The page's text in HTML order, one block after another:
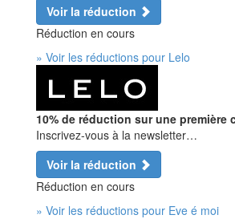
Voir la réduction
Réduction en cours
» Voir les réductions pour Lelo
10% de réduction sur une première
Inscrivez-vous à la newsletter…
Voir la réduction
Réduction en cours
» Voir les réductions pour Eve é moi